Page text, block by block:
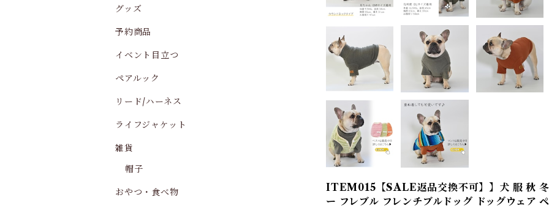
ITEM015【SALE返品交換不可】】犬 服 秋
ー フレブル フレンチブルドッグ ドッグウェア
グッズ
予約商品
イベント目立つ
ペアルック
リード/ハーネス
ライフジャケット
雑貨
帽子
おやつ・食べ物